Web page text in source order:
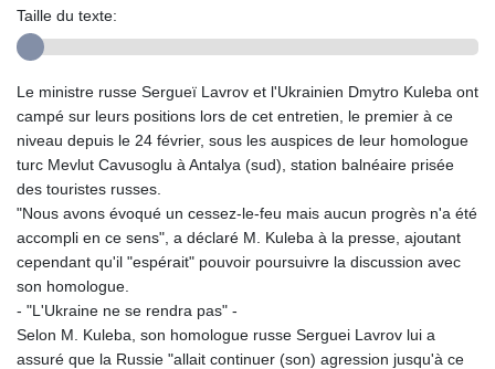
Taille du texte:
Le ministre russe Sergueï Lavrov et l'Ukrainien Dmytro Kuleba ont
campé sur leurs positions lors de cet entretien, le premier à ce
niveau depuis le 24 février, sous les auspices de leur homologue
turc Mevlut Cavusoglu à Antalya (sud), station balnéaire prisée
des touristes russes.
"Nous avons évoqué un cessez-le-feu mais aucun progrès n'a été
accompli en ce sens", a déclaré M. Kuleba à la presse, ajoutant
cependant qu'il "espérait" pouvoir poursuivre la discussion avec
son homologue.
- "L'Ukraine ne se rendra pas" -
Selon M. Kuleba, son homologue russe Serguei Lavrov lui a
assuré que la Russie "allait continuer (son) agression jusqu'à ce